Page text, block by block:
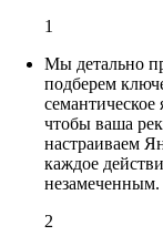
1
Мы детально
подберем
чтобы ваша
настраиваем
каждое
незамеченным.
2